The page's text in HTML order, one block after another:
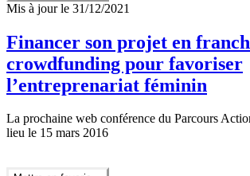
Mis à jour le 31/12/2021
Financer son projet en
crowdfunding pour favoriser
l’entreprenariat féminin
La prochaine web conférence du Parcours
lieu le 15 mars 2016